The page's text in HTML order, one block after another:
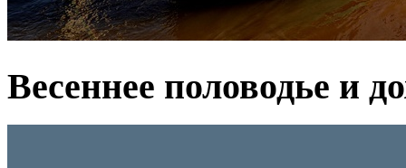
Весеннее половодье и